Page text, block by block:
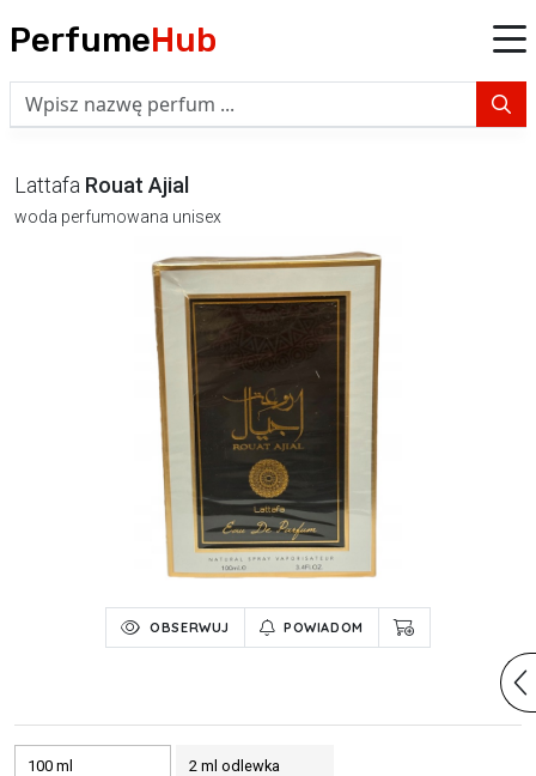
PerfumeHub
Lattafa Rouat Ajial
woda perfumowana unisex
OBSERWUJ POWIADOM
100 ml 2 ml odlewka